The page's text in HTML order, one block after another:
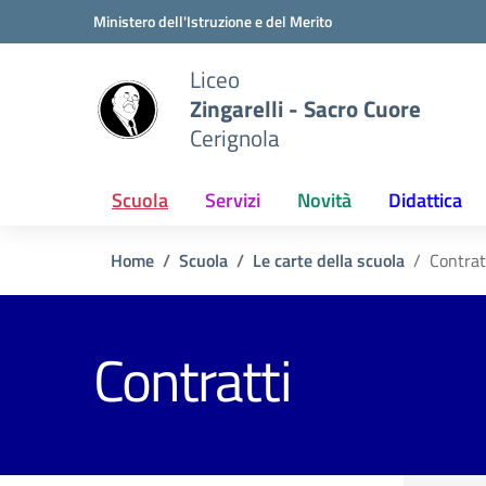
Vai ai contenuti
Vai al menu di navigazioneMinistero dell'Istruzione e del Merito
Liceo
Zingarelli - Sacro Cuore
Cerignola
Scuola Servizi Novità Didattica
Home Scuola Le carte della scuola
Contratti